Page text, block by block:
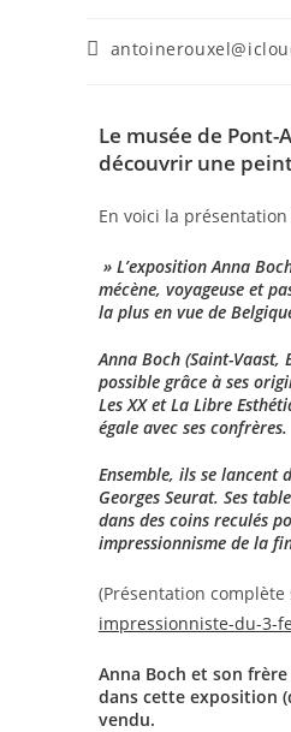
Le musée de
découvrir une
En voici la présentation
» L’exposition Anna
mécène, voyageuse et
la plus en vue de
Anna Boch (Saint-
possible grâce à ses
Les XX et La Libre
égale avec ses confrères.
Ensemble, ils se lancent
Georges Seurat. Ses
dans des coins reculés
impressionnisme de la
(Présentation complète
impressionniste-du-3-
Anna Boch et son
dans cette exposition
vendu.